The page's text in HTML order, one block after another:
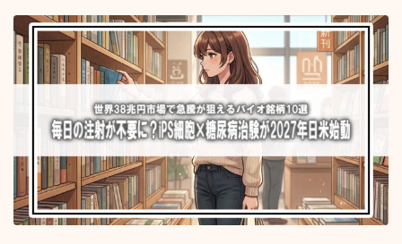
出品ノウハウ
フリマ物販
Yahoo出品
メルカリ販売
投資・株
FX・仮想通貨